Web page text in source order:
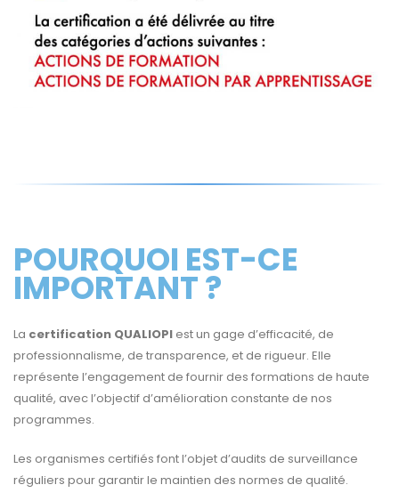
POURQUOI EST-CE
IMPORTANT ?
La certification QUALIOPI est un gage d’efficacité, de
professionnalisme, de transparence, et de rigueur. Elle
représente l’engagement de fournir des formations de haute
qualité, avec l’objectif d’amélioration constante de nos
programmes.
Les organismes certifiés font l’objet d’audits de surveillance
réguliers pour garantir le maintien des normes de qualité.